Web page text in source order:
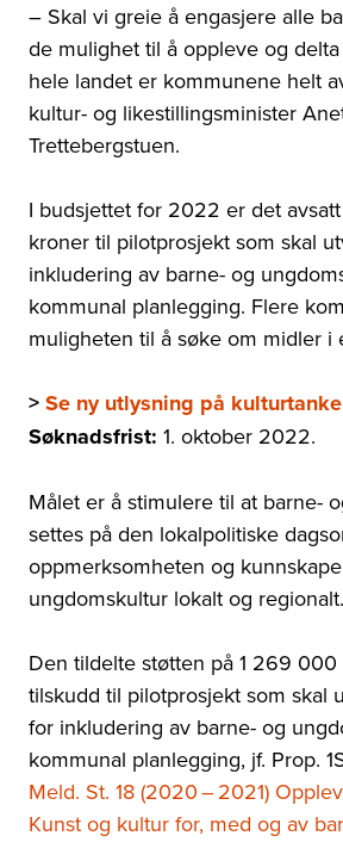
– Skal vi greie å engasjere alle
de mulighet til å oppleve og
hele landet er kommunene helt
kultur- og likestillingsminister
Trettebergstuen.
I budsjettet for 2022 er det
kroner til pilotprosjekt som skal
inkludering av barne- og
kommunal planlegging. Flere
muligheten til å søke om midler i
>Se ny utlysning på
Søknadsfrist: 1. oktober 2022.
Målet er å stimulere til at barne-
settes på den lokalpolitiske
oppmerksomheten og
ungdomskultur lokalt og regionalt.
Den tildelte støtten på 1 269
tilskudd til pilotprosjekt som skal
for inkludering av barne- og
kommunal planlegging, jf. Prop.
Meld. St. 18 (2020–2021)
Kunst og kultur for, med og av